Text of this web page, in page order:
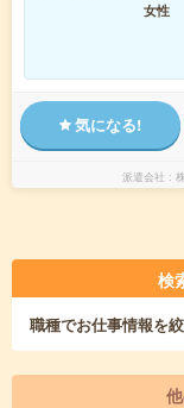
女性
気になる!
派遣会社
検
職種でお仕事情報を